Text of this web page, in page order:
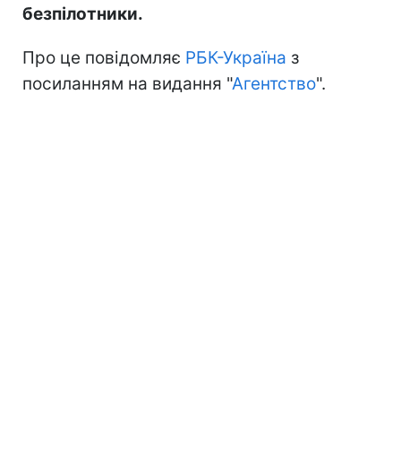
безпілотники.
Про це повідомляє РБК-Україна з
посиланням на видання "Агентство".